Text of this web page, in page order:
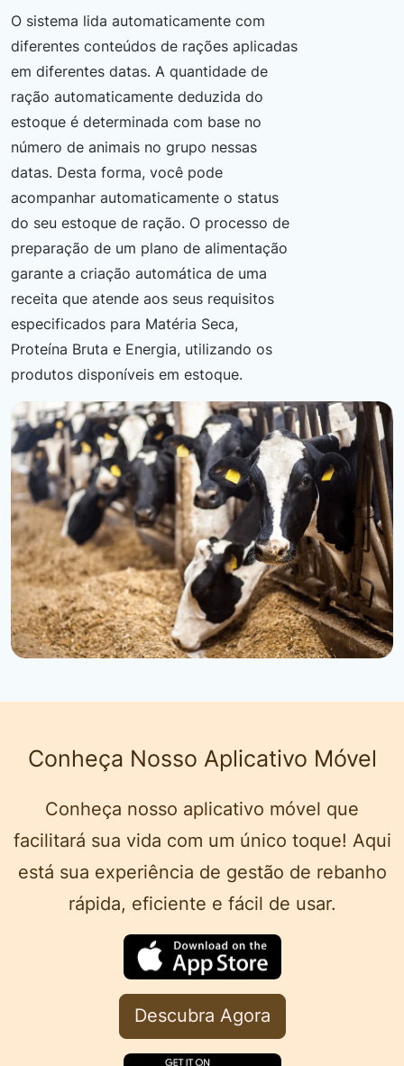
O sistema lida automaticamente com
diferentes conteúdos de rações aplicadas
em diferentes datas. A quantidade de
ração automaticamente deduzida do
estoque é determinada com base no
número de animais no grupo nessas
datas. Desta forma, você pode
acompanhar automaticamente o status
do seu estoque de ração. O processo de
preparação de um plano de alimentação
garante a criação automática de uma
receita que atende aos seus requisitos
especificados para Matéria Seca,
Proteína Bruta e Energia, utilizando os
produtos disponíveis em estoque.
Conheça Nosso Aplicativo Móvel
Conheça nosso aplicativo móvel que
facilitará sua vida com um único toque! Aqui
está sua experiência de gestão de rebanho
rápida, eficiente e fácil de usar.
Descubra Agora